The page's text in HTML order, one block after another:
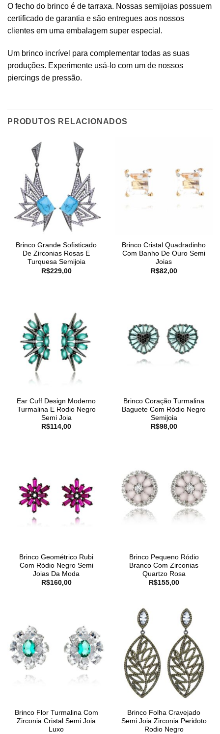
O fecho do brinco é de tarraxa. Nossas semijoias possuem
certificado de garantia e são entregues aos nossos
clientes em uma embalagem super especial.
Um brinco incrível para complementar todas as suas
produções. Experimente usá-lo com um de nossos
piercings de pressão.
PRODUTOS RELACIONADOS
Brinco Grande Sofisticado
De Zirconias Rosas E
Turquesa Semijoia
R$229,00
Brinco Cristal Quadradinho
Com Banho De Ouro Semi
Joias
R$82,00
Ear Cuff Design Moderno
Turmalina E Rodio Negro
Semi Joia
R$114,00
Brinco Coração Turmalina
Baguete Com Ródio Negro
Semijoia
R$98,00
Brinco Geométrico Rubi
Com Ródio Negro Semi
Joias Da Moda
R$160,00
Brinco Pequeno Ródio
Branco Com Zirconias
Quartzo Rosa
R$155,00
Brinco Flor Turmalina Com
Zirconia Cristal Semi Joia
Luxo
Brinco Folha Cravejado
Semi Joia Zirconia Peridoto
Rodio Negro